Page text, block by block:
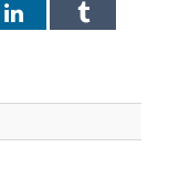
LinkedInTumblr